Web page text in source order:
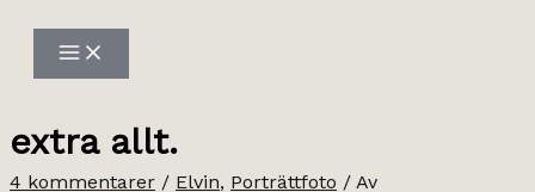
innehåll
extra allt.
4 kommentarer / Elvin, Porträttfoto / Av